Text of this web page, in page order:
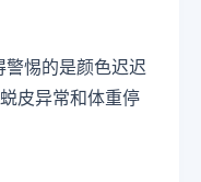
警惕的是颜色迟迟
皮异常和体重停